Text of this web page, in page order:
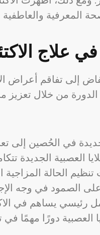
علاج
إلى تفاقم أعراض
من خلال تعزيز
في الحُصين إلى
العصبية الجديدة
الصمود في وجه
رئيسي يساهم في